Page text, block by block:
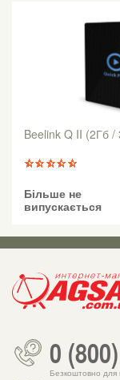
Beelink Q II (2Гб /
Більше не
випускається
0
Безкоштовно для